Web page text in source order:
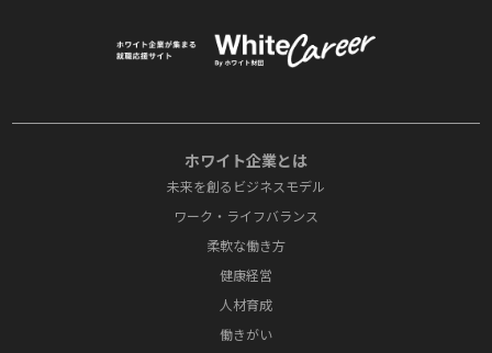
ホワイト企業とは
未来を創るビジネスモデル
ワーク・ライフバランス
柔軟な働き方
健康経営
人材育成
働きがい